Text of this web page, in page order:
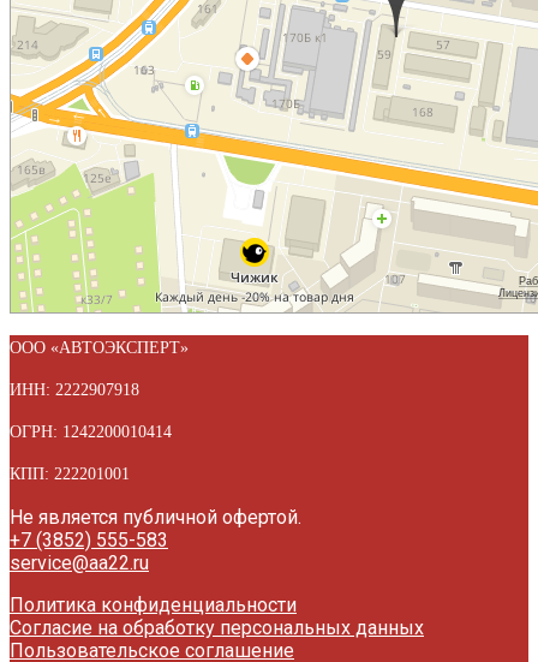
ООО «АВТОЭКСПЕРТ»
ИНН: 2222907918
ОГРН: 1242200010414
КПП: 222201001
Не является публичной офертой.
+7 (3852) 555-583
service@aa22.ru
Политика конфиденциальности
Согласие на обработку персональных данных
Пользовательское соглашение